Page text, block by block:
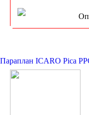
Параплан ICARO Pica